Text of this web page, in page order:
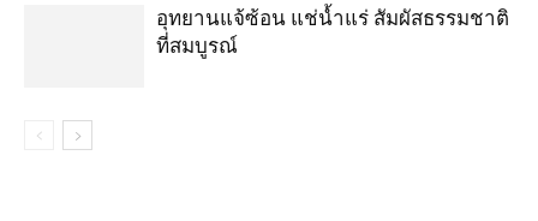
อุทยานแจ้ซ้อน แช่น้ำแร่ สัมผัสธรรมชาติ
ที่สมบูรณ์